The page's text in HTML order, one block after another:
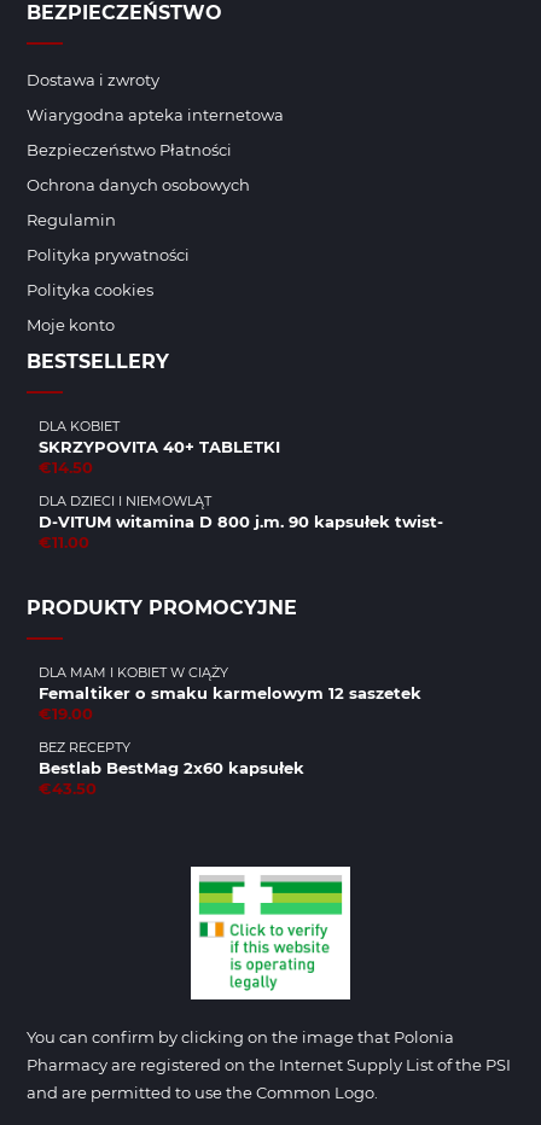
BEZPIECZEŃSTWO
Dostawa i zwroty
Wiarygodna apteka internetowa
Bezpieczeństwo Płatności
Ochrona danych osobowych
Regulamin
Polityka prywatności
Polityka cookies
Moje konto
BESTSELLERY
DLA KOBIET
SKRZYPOVITA 40+ TABLETKI
€14.50
DLA DZIECI I NIEMOWLĄT
D-VITUM witamina D 800 j.m. 90 kapsułek twist-
€11.00
PRODUKTY PROMOCYJNE
DLA MAM I KOBIET W CIĄŻY
Femaltiker o smaku karmelowym 12 saszetek
€19.00
BEZ RECEPTY
Bestlab BestMag 2x60 kapsułek
€43.50
You can confirm by clicking on the image that Polonia
Pharmacy are registered on the Internet Supply List of the PSI
and are permitted to use the Common Logo.